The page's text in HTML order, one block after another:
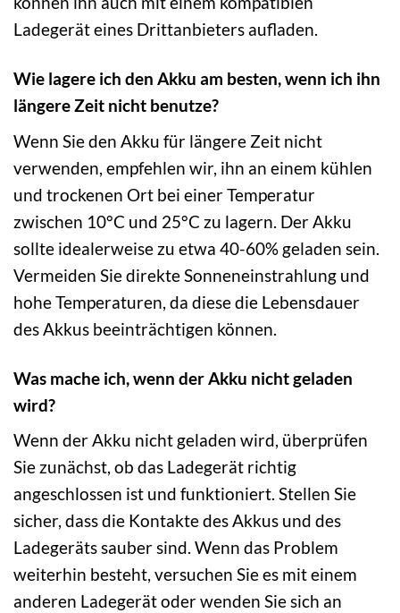
Ladegerät eines Drittanbieters aufladen.
Wie lagere ich den Akku am besten, wenn ich ihn
längere Zeit nicht benutze?
Wenn Sie den Akku für längere Zeit nicht
verwenden, empfehlen wir, ihn an einem kühlen
und trockenen Ort bei einer Temperatur
zwischen 10°C und 25°C zu lagern. Der Akku
sollte idealerweise zu etwa 40-60% geladen sein.
Vermeiden Sie direkte Sonneneinstrahlung und
hohe Temperaturen, da diese die Lebensdauer
des Akkus beeinträchtigen können.
Was mache ich, wenn der Akku nicht geladen
wird?
Wenn der Akku nicht geladen wird, überprüfen
Sie zunächst, ob das Ladegerät richtig
angeschlossen ist und funktioniert. Stellen Sie
sicher, dass die Kontakte des Akkus und des
Ladegeräts sauber sind. Wenn das Problem
weiterhin besteht, versuchen Sie es mit einem
anderen Ladegerät oder wenden Sie sich an